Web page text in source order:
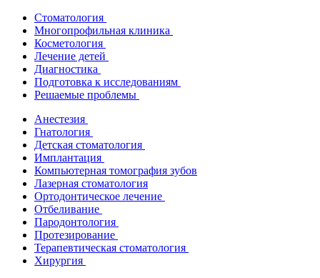
Стоматология
Многопрофильная клиника
Косметология
Лечение детей
Диагностика
Подготовка к исследованиям
Решаемые проблемы
Анестезия
Гнатология
Детская стоматология
Имплантация
Компьютерная томография зубов
Лазерная стоматология
Ортодонтическое лечение
Отбеливание
Пародонтология
Протезирование
Терапевтическая стоматология
Хирургия